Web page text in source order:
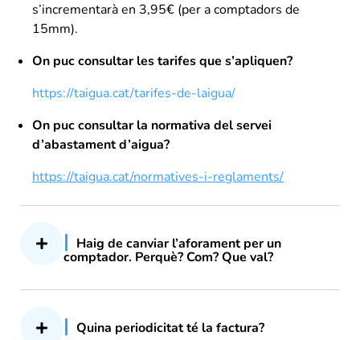
s’incrementarà en 3,95€ (per a comptadors de
15mm).
On puc consultar les tarifes que s’apliquen?
https://taigua.cat/tarifes-de-laigua/
On puc consultar la normativa del servei
d’abastament d’aigua?
https://taigua.cat/normatives-i-reglaments/
Haig de canviar l’aforament per un
comptador. Perquè? Com? Que val?
Quina periodicitat té la factura?